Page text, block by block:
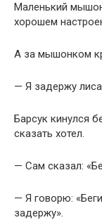
Маленький
хорошем
А за мышонком
— Я задержу
Барсук кинулся
сказать хотел.
— Сам сказал:
— Я говорю:
задержу».